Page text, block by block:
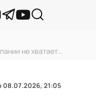
не хватает
08.07.2026, 21:05